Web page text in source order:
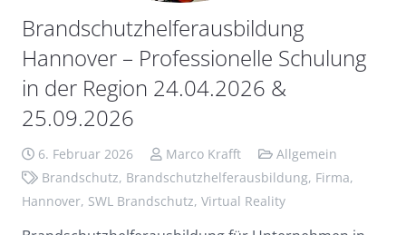
Brandschutzhelferausbildung
Hannover – Professionelle Schulung
in der Region 24.04.2026 &
25.09.2026
6. Februar 2026 Marco Krafft
Allgemein
Brandschutz, Brandschutzhelferausbildung, Firma,
Hannover, SWL Brandschutz, Virtual Reality